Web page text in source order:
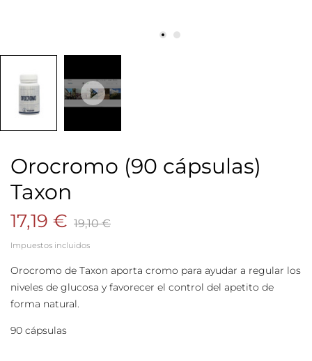
Orocromo (90 cápsulas)
Taxon
17,19 € 19,10 €
Impuestos incluidos
Orocromo de Taxon aporta cromo para ayudar a regular los
niveles de glucosa y favorecer el control del apetito de
forma natural.
90 cápsulas